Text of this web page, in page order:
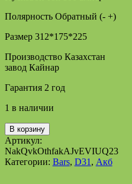
Полярность Обратный (- +)
Размер 312*175*225
Производство Казахстан
завод Кайнар
Гарантия 2 год
1 в наличии
Количество
товара
Bars
100A
В корзину
Артикул:
NakQvkOthfakAJvEVIUQ23
Категории: Bars, D31 , Акб